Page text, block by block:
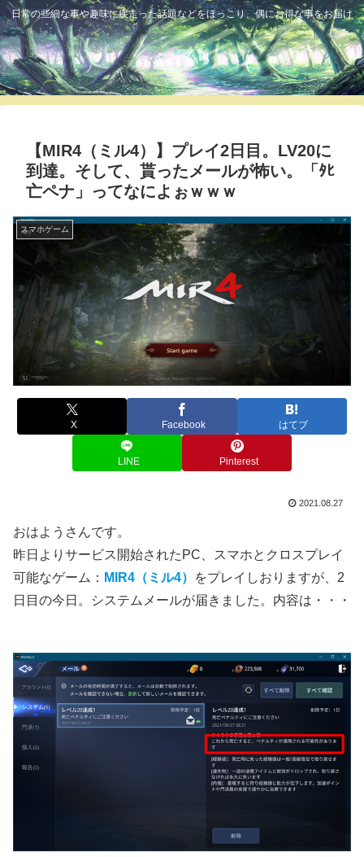
日常の些細な事や趣味に疾走った話題などをほっこり、偶にお得な事をお届け
ふっくら
【MIR4（ミル4）】プレイ2日目。LV20に
到達。そして、貰ったメールが怖い。「ﾀﾋ
亡ペナ」ってなによぉｗｗｗ
スマホゲーム
X Facebook はてブ
LINE Pinterest
2021.08.27
おはようさんです。
昨日よりサービス開始されたPC、スマホとクロスプレイ
可能なゲーム： MIR4（ミル4）
をプレイしおりますが、2
日目の今日。システムメールが届きました。内容は・・・